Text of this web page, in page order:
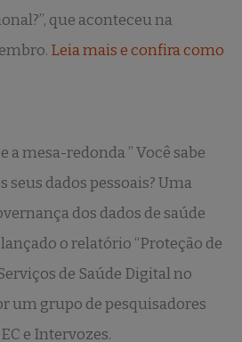
que aconteceu na
Leia mais e confira como
a mesa-redonda ” Você sabe
seus dados pessoais? Uma
dos dados de saúde
o relatório “Proteção de
de Saúde Digital no
um grupo de pesquisadores
e Intervozes.